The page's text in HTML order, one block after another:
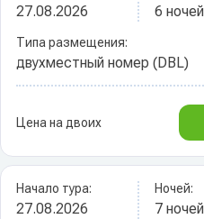
27.08.2026
Типа размещения:
двухместный номер (DBL)
6 ночей
Цена на двоих
Начало тура:
27.08.2026
Ночей:
7 ночей